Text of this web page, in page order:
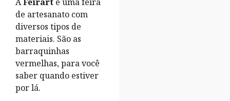
de artesanato com
diversos tipos de
materiais. São as
barraquinhas
vermelhas, para você
saber quando estiver
por lá.